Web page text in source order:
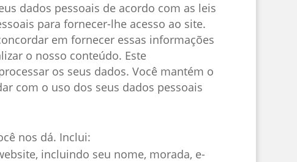
dados pessoais de acordo com as leis
para fornecer-lhe acesso ao site.
em fornecer essas informações
o nosso conteúdo. Este
os seus dados. Você mantém o
com o uso dos seus dados pessoais
nos dá. Inclui:
incluindo seu nome, morada, e-